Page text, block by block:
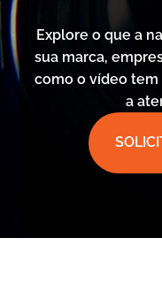
Explore o que a
sua marca,
como o vídeo
a